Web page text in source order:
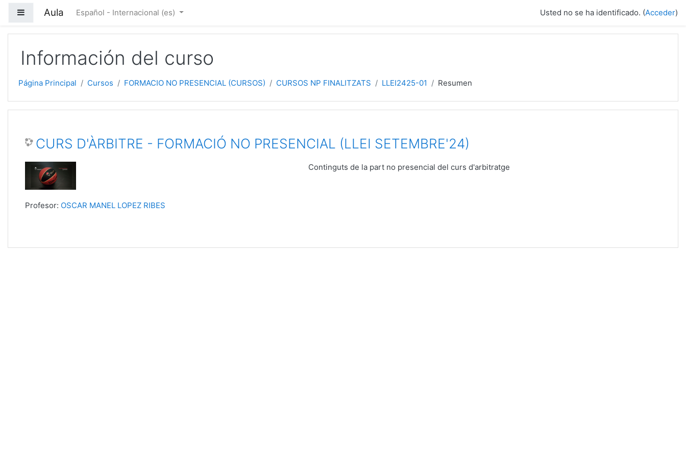
Panel lateral
Aula Español - Internacional ‎(es)‎ Usted no se ha identificado. (Acceder)
Información del curso
Página Principal Cursos FORMACIO NO PRESENCIAL (CURSOS) CURSOS NP FINALITZATS LLEI2425-01 Resumen
CURS D'ÀRBITRE - FORMACIÓ NO PRESENCIAL (LLEI SETEMBRE'24)
Continguts de la part no presencial del curs d'arbitratge
Profesor: OSCAR MANEL LOPEZ RIBES